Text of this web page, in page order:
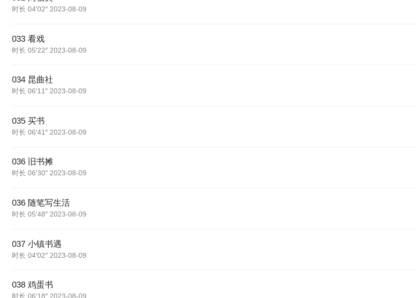
时长 04′02″ 2023-08-09
033 看戏
时长 05′22″ 2023-08-09
034 昆曲社
时长 06′11″ 2023-08-09
035 买书
时长 06′41″ 2023-08-09
036 旧书摊
时长 06′30″ 2023-08-09
036 随笔写生活
时长 05′48″ 2023-08-09
037 小镇书遇
时长 04′02″ 2023-08-09
038 鸡蛋书
时长 06′18″ 2023-08-09